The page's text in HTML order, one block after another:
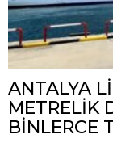
ANTALYA
METRELİK
BİNLERCE